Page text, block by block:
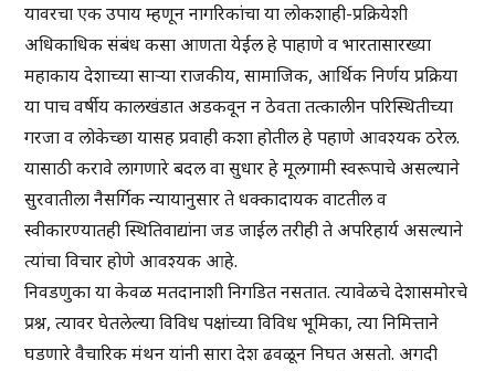
यावरचा एक उपाय म्हणून नागरिकांचा या लोकशाही-प्रक्रियेशी
अधिकाधिक संबंध कसा आणता येईल हे पाहाणे व भारतासारख्या
महाकाय देशाच्या साऱ्या राजकीय, सामाजिक, आर्थिक निर्णय प्रक्रिया
या पाच वर्षीय कालखंडात अडकवून न ठेवता तत्कालीन परिस्थितीच्या
गरजा व लोकेच्छा यासह प्रवाही कशा होतील हे पहाणे आवश्यक ठरेल.
यासाठी करावे लागणारे बदल वा सुधार हे मूलगामी स्वरूपाचे असल्याने
सुरवातीला नैसर्गिक न्यायानुसार ते धक्कादायक वाटतील व
स्वीकारण्यातही स्थितिवाद्यांना जड जाईल तरीही ते अपरिहार्य असल्याने
त्यांचा विचार होणे आवश्यक आहे.
निवडणुका या केवळ मतदानाशी निगडित नसतात. त्यावेळचे देशासमोरचे
प्रश्न, त्यावर घेतलेल्या विविध पक्षांच्या विविध भूमिका, त्या निमित्ताने
घडणारे वैचारिक मंथन यांनी सारा देश ढवळून निघत असतो. अगदी